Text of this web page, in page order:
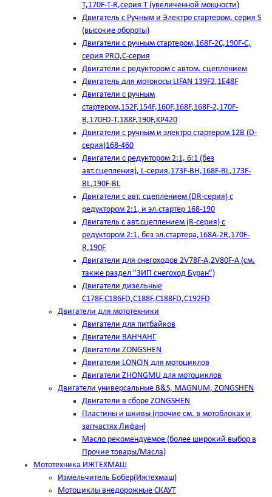
T,170F-T-R,серия Т (увеличенной мощности)
Двигатель с Ручным и Электро стартером, серия S
(высокие обороты)
Двигатели с ручным стартером,168F-2C,190F-C,
серия PRO,C-серия
Двигатели с редуктором с автом. сцеплением
Двигатель для мотокосы LIFAN 139F2,1E48F
Двигатели с ручным
стартером,152F,154F,160F,168F,168F-2,170F-
B,170FD-T,188F,190F,KP420
Двигатели с ручным и электро стартером 12В (D-
серия)168-460
Двигатели с редуктором 2:1, 6:1 (без
авт.сцепления), L-серия,173F-BH,168F-BL,173F-
BL,190F-BL
Двигатели с авт. сцеплением (DR-серия) с
редуктором 2:1, и эл.стартер 168-190
Двигатель с авт.сцеплением (R-серия) с
редуктором 2:1, без эл.стартера,168А-2R,170F-
R,190F
Двигатели для снегоходов 2V78F-A,2V80F-A (см.
также раздел "ЗИП снегоход Буран")
Двигатели дизельные
C178F,С186FD,C188F,C188FD,C192FD
Двигатели для мототехники
Двигатели для питбайков
Двигатели ВАНЧАНГ
Двигатели ZONGSHEN
Двигатели LONCIN для мотоциклов
Двигатели ZHONGMU для мотоциклов
Двигатели универсальные B&S, MAGNUM, ZONGSHEN
Двигатели в сборе ZONGSHEN
Пластины и шкивы (прочие см. в мотоблоках и
запчастях Лифан)
Масло рекомендуемое (более широкий выбор в
Прочие товары/Масла)
Мототехника ИЖТЕХМАШ
Измельчитель Бобер(Ижтехмаш)
Мотоциклы внедорожные СКАУТ